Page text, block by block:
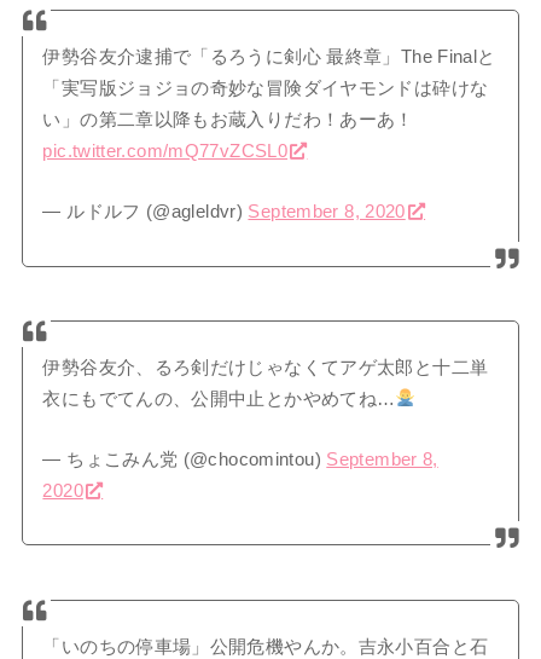
伊勢谷友介逮捕で「るろうに剣心 最終章」The Finalと
「実写版ジョジョの奇妙な冒険ダイヤモンドは砕けな
い」の第二章以降もお蔵入りだわ！あーあ！
pic.twitter.com/mQ77vZCSL0
— ルドルフ (@agleldvr) September 8, 2020
伊勢谷友介、るろ剣だけじゃなくてアゲ太郎と十二単
衣にもでてんの、公開中止とかやめてね…
— ちょこみん党 (@chocomintou) September 8,
2020
「いのちの停車場」公開危機やんか。吉永小百合と石